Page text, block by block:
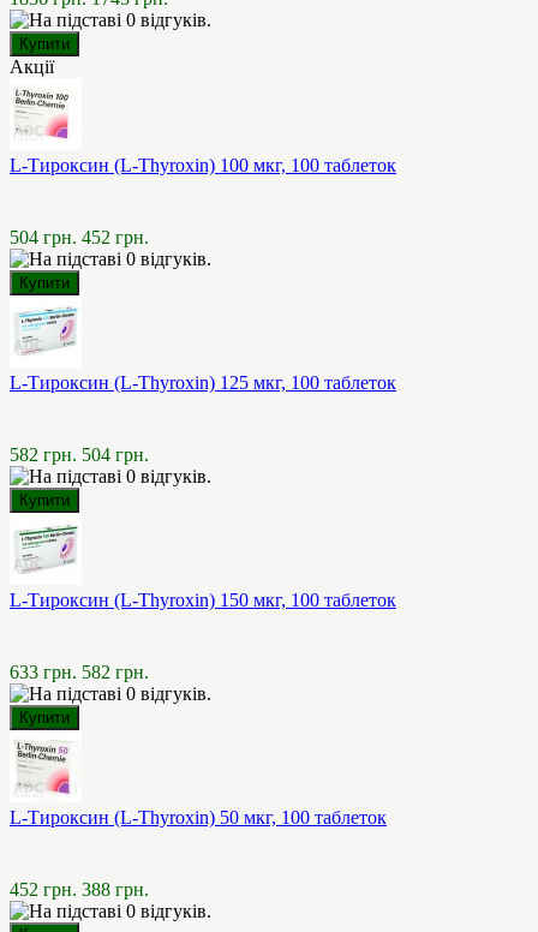
Акції
L-Тироксин (L-Thyroxin) 100 мкг, 100 таблеток
504 грн. 452 грн.
L-Тироксин (L-Thyroxin) 125 мкг, 100 таблеток
582 грн. 504 грн.
L-Тироксин (L-Thyroxin) 150 мкг, 100 таблеток
633 грн. 582 грн.
L-Тироксин (L-Thyroxin) 50 мкг, 100 таблеток
452 грн. 388 грн.